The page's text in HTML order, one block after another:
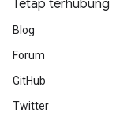
Tetap terhubung
Blog
Forum
GitHub
Twitter